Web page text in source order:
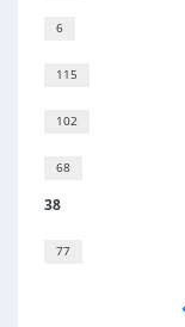
6
115
102
68
38
77